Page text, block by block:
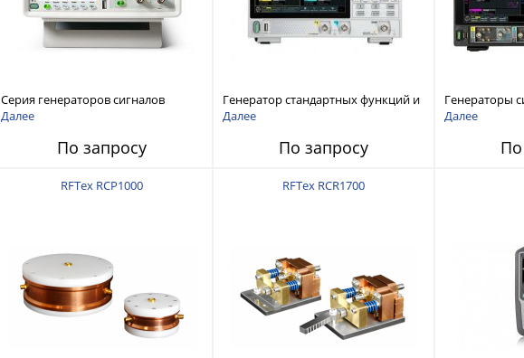
Серия генераторов сигналов
произвольной формы и
Далее
По запросу
Генератор стандартных функций и
сигналов произвольной формы
Далее
По запросу
Генераторы
Далее
По
RFTex RCP1000 RFTex RCR1700